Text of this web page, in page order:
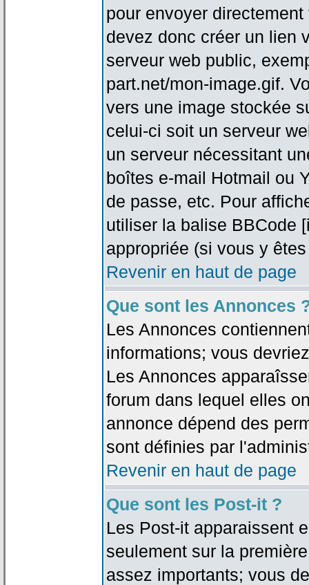
pour envoyer
devez donc créer un lien
serveur web public,
part.net/mon-image.gif.
vers une image stockée
celui-ci soit un serveur
un serveur nécessitant
boîtes e-mail Hotmail ou
de passe, etc. Pour
utiliser la balise BBCode
appropriée (si vous y
Revenir en haut de page
Que sont les Annonces
Les Annonces
informations; vous
Les Annonces
forum dans lequel elles
annonce dépend des
sont définies par
Revenir en haut de page
Que sont les Post-it ?
Les Post-it apparaissent
seulement sur la
assez importants; vous